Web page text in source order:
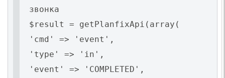
звонка
$result = getPlanfixApi(array(
'cmd' => 'event',
'type' => 'in',
'event' => 'COMPLETED',